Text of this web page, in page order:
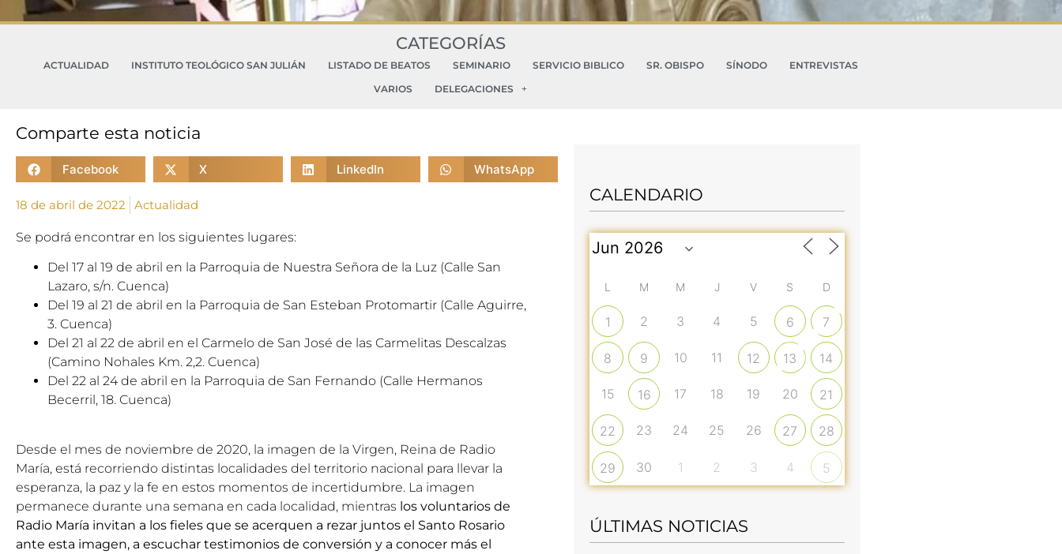
CATEGORÍAS
ACTUALIDAD INSTITUTO TEOLÓGICO SAN JULIÁN LISTADO DE BEATOS SEMINARIO SERVICIO BIBLICO SR. OBISPO SÍNODO
ENTREVISTAS
VARIOS
DELEGACIONES
Comparte esta noticia
Facebook X LinkedIn WhatsApp
18 de abril de 2022 Actualidad
Se podrá encontrar en los siguientes lugares:
Del 17 al 19 de abril en la Parroquia de Nuestra Señora de la Luz (Calle San
Lazaro, s/n. Cuenca)
Del 19 al 21 de abril en la Parroquia de San Esteban Protomartir (Calle Aguirre,
3. Cuenca)
Del 21 al 22 de abril en el Carmelo de San José de las Carmelitas Descalzas
(Camino Nohales Km. 2,2. Cuenca)
Del 22 al 24 de abril en la Parroquia de San Fernando (Calle Hermanos
Becerril, 18. Cuenca)
Desde el mes de noviembre de 2020, la imagen de la Virgen, Reina de Radio
María, está recorriendo distintas localidades del territorio nacional para llevar la
esperanza, la paz y la fe en estos momentos de incertidumbre. La imagen
permanece durante una semana en cada localidad, mientras los voluntarios de
Radio María invitan a los fieles que se acerquen a rezar juntos el Santo Rosario
ante esta imagen, a escuchar testimonios de conversión y a conocer más el
CALENDARIO
L M M J V S D
1 2 3 4 5 6 7
8 9 10 11 12 13 14
15 16 17 18 19 20 21
22 23 24 25 26 27 28
29 30 1 2 3 4 5
ÚLTIMAS NOTICIAS